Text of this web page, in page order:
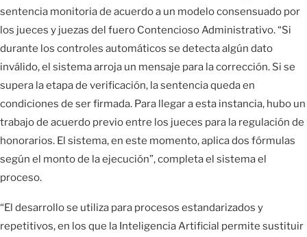
sentencia monitoria de acuerdo a un modelo consensuado por
los jueces y juezas del fuero Contencioso Administrativo. “Si
durante los controles automáticos se detecta algún dato
inválido, el sistema arroja un mensaje para la corrección. Si se
supera la etapa de verificación, la sentencia queda en
condiciones de ser firmada. Para llegar a esta instancia, hubo un
trabajo de acuerdo previo entre los jueces para la regulación de
honorarios. El sistema, en este momento, aplica dos fórmulas
según el monto de la ejecución”, completa el sistema el
proceso.
“El desarrollo se utiliza para procesos estandarizados y
repetitivos, en los que la Inteligencia Artificial permite sustituir